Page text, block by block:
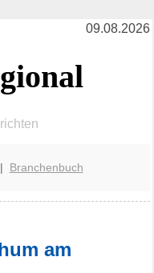
09.08.2026
| Branchenbuch
am